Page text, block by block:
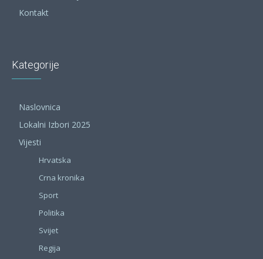
Kontakt
Kategorije
Naslovnica
Lokalni Izbori 2025
Vijesti
Hrvatska
Crna kronika
Sport
Politika
Svijet
Regija